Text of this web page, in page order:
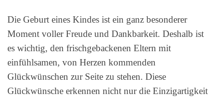
Die Geburt eines Kindes ist ein ganz besonderer
Moment voller Freude und Dankbarkeit. Deshalb ist
es wichtig, den frischgebackenen Eltern mit
einfühlsamen, von Herzen kommenden
Glückwünschen zur Seite zu stehen. Diese
Glückwünsche erkennen nicht nur die Einzigartigkeit